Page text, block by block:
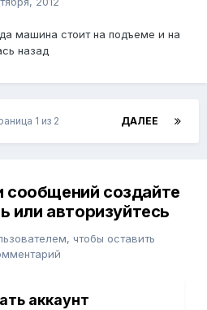
машина стоит на подъеме и на
назад
ДАЛЕЕ
1 из 2
сообщений создайте
или авторизуйтесь
чтобы оставить
аккаунт